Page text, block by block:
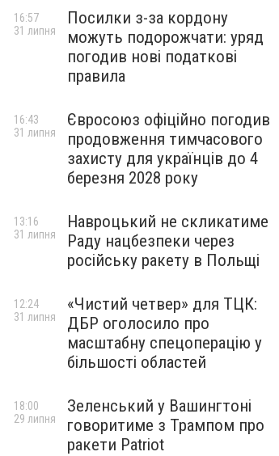
Посилки з-за кордону
можуть подорожчати: уряд
погодив нові податкові
правила
16:57
31 липня
Євросоюз офіційно погодив
продовження тимчасового
захисту для українців до 4
березня 2028 року
16:43
31 липня
Навроцький не скликатиме
Раду нацбезпеки через
російську ракету в Польщі
13:16
31 липня
«Чистий четвер» для ТЦК:
ДБР оголосило про
масштабну спецоперацію у
більшості областей
12:24
31 липня
Зеленський у Вашингтоні
говоритиме з Трампом про
ракети Patriot
18:00
29 липня